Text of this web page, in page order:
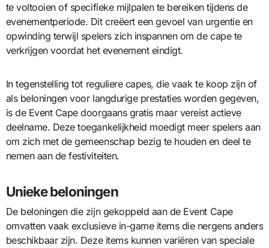
te voltooien of specifieke mijlpalen te bereiken tijdens de
evenementperiode. Dit creëert een gevoel van urgentie en
opwinding terwijl spelers zich inspannen om de cape te
verkrijgen voordat het evenement eindigt.
In tegenstelling tot reguliere capes, die vaak te koop zijn of
als beloningen voor langdurige prestaties worden gegeven,
is de Event Cape doorgaans gratis maar vereist actieve
deelname. Deze toegankelijkheid moedigt meer spelers aan
om zich met de gemeenschap bezig te houden en deel te
nemen aan de festiviteiten.
Unieke beloningen
De beloningen die zijn gekoppeld aan de Event Cape
omvatten vaak exclusieve in-game items die nergens anders
beschikbaar zijn. Deze items kunnen variëren van speciale